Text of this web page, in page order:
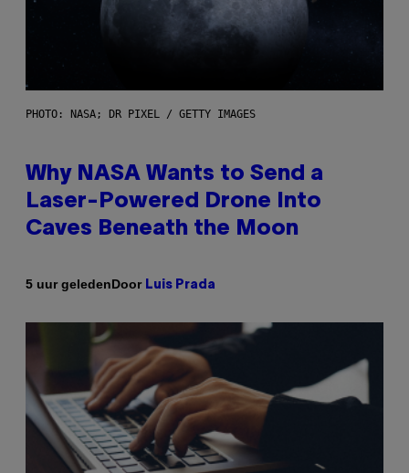
PHOTO: NASA; DR PIXEL / GETTY IMAGES
Why NASA Wants to Send a
Laser-Powered Drone Into
Caves Beneath the Moon
5 uur geledenDoor Luis Prada